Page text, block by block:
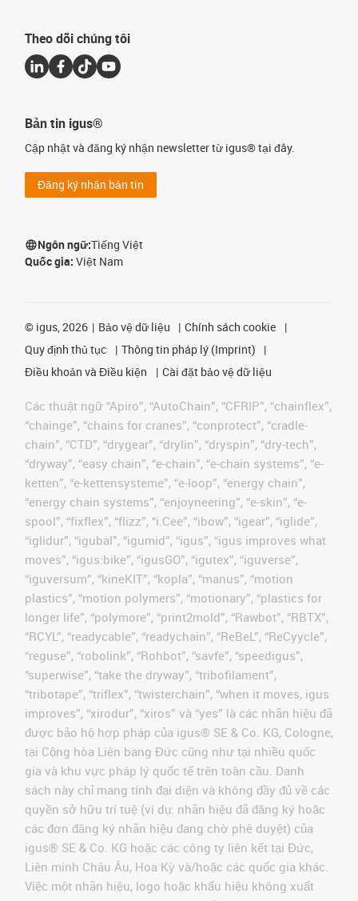
Theo dõi chúng tôi
Bản tin igus®
Cập nhật và đăng ký nhận newsletter từ igus® tại đây.
Đăng ký nhận bản tin
Ngôn ngữ:Tiếng Việt
Quốc gia: Việt Nam
© igus, 2026 Bảo vệ dữ liệu
Chính sách cookie
Quy định thủ tục
Thông tin pháp lý (Imprint)
Điều khoản và Điều kiện
Cài đặt bảo vệ dữ liệu
Các thuật ngữ “Apiro”, “AutoChain”, “CFRIP”, “chainflex”,
“chainge”, “chains for cranes”, “conprotect”, “cradle-
chain”, “CTD”, “drygear”, “drylin”, “dryspin”, “dry-tech”,
“dryway”, “easy chain”, “e-chain”, “e-chain systems”, “e-
ketten”, “e-kettensysteme”, “e-loop”, “energy chain”,
“energy chain systems”, “enjoyneering”, “e-skin”, “e-
spool”, “fixflex”, “flizz”, “i.Cee”, “ibow”, “igear”, “iglide”,
“iglidur”, “igubal”, “igumid”, “igus”, “igus improves what
moves”, “igus:bike”, “igusGO”, “igutex”, “iguverse”,
“iguversum”, “kineKIT”, “kopla”, “manus”, “motion
plastics”, “motion polymers”, “motionary”, “plastics for
longer life”, “polymore”, “print2mold”, “Rawbot”, “RBTX”,
“RCYL”, “readycable”, “readychain”, “ReBeL”, “ReCyycle”,
“reguse”, “robolink”, “Rohbot”, “savfe”, “speedigus”,
“superwise”, “take the dryway”, “tribofilament”,
“tribotape”, “triflex”, “twisterchain”, “when it moves, igus
improves”, “xirodur”, “xiros” và “yes” là các nhãn hiệu đã
được bảo hộ hợp pháp của igus® SE & Co. KG, Cologne,
tại Cộng hòa Liên bang Đức cũng như tại nhiều quốc
gia và khu vực pháp lý quốc tế trên toàn cầu. Danh
sách này chỉ mang tính đại diện và không đầy đủ về các
quyền sở hữu trí tuệ (ví dụ: nhãn hiệu đã đăng ký hoặc
các đơn đăng ký nhãn hiệu đang chờ phê duyệt) của
igus® SE & Co. KG hoặc các công ty liên kết tại Đức,
Liên minh Châu Âu, Hoa Kỳ và/hoặc các quốc gia khác.
Việc một nhãn hiệu, logo hoặc khẩu hiệu không xuất